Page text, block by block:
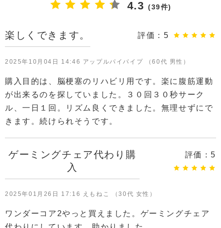
4.3 (39件)
楽しくできます。 評価： 5
2025年10月04日 14:46 アップルパイパイプ （60代 男性）
購入目的は、脳梗塞のリハビリ用です。楽に腹筋運動
が出来るのを探していました。３０回３０秒サーク
ル、一日１回。リズム良くできました。無理せずにで
きます。続けられそうです。
ゲーミングチェア代わり購
入
評価：5
2025年01月26日 17:16 えもねこ （30代 女性）
ワンダーコア2やっと買えました。ゲーミングチェア